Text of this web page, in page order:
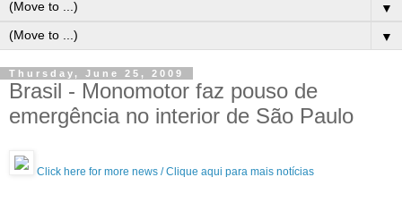
▼
▼
Thursday, June 25, 2009
Brasil - Monomotor faz pouso de
emergência no interior de São Paulo
Click here for more news / Clique aqui para mais notícias